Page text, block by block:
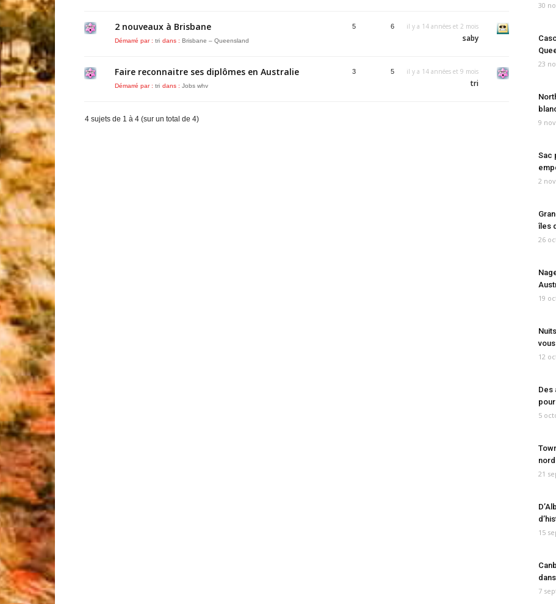
2 nouveaux à Brisbane
Démarré par : tri dans : Brisbane – Queensland
5 6 il y a 14 années et 2 mois
saby
Faire reconnaitre ses diplômes en Australie
Démarré par : tri dans : Jobs whv
3 5 il y a 14 années et 9 mois
tri
4 sujets de 1 à 4 (sur un total de 4)
30
23
9
Sac
2
îles
26
19
12
Des
5
21
15
7